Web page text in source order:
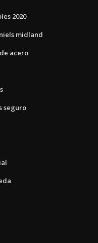
2020
midland
acero
seguro